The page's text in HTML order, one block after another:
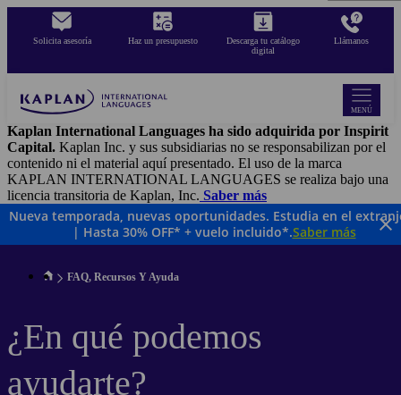
contenido
Solicita asesoría Haz un presupuesto
Descarga tu catálogo
digital
Llámanos
MENÚ
Kaplan International Languages ha sido adquirida por Inspirit
Capital. Kaplan Inc. y sus subsidiarias no se responsabilizan por el
contenido ni el material aquí presentado. El uso de la marca
KAPLAN INTERNATIONAL LANGUAGES se realiza bajo una
licencia transitoria de Kaplan, Inc. Saber más
Nueva temporada, nuevas oportunidades. Estudia en el
| Hasta 30% OFF* + vuelo incluido*.Saber más
FAQ, Recursos Y Ayuda
¿En qué podemos
ayudarte?